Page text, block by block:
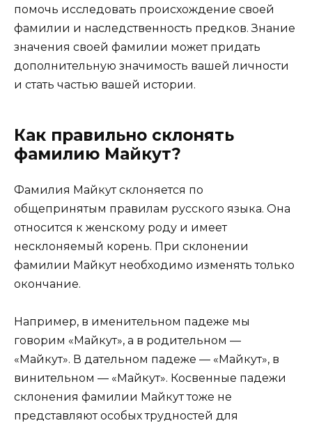
помочь исследовать происхождение своей
фамилии и наследственность предков. Знание
значения своей фамилии может придать
дополнительную значимость вашей личности
и стать частью вашей истории.
Как правильно склонять
фамилию Майкут?
Фамилия Майкут склоняется по
общепринятым правилам русского языка. Она
относится к женскому роду и имеет
несклоняемый корень. При склонении
фамилии Майкут необходимо изменять только
окончание.
Например, в именительном падеже мы
говорим «Майкут», а в родительном —
«Майкут». В дательном падеже — «Майкут», в
винительном — «Майкут». Косвенные падежи
склонения фамилии Майкут тоже не
представляют особых трудностей для